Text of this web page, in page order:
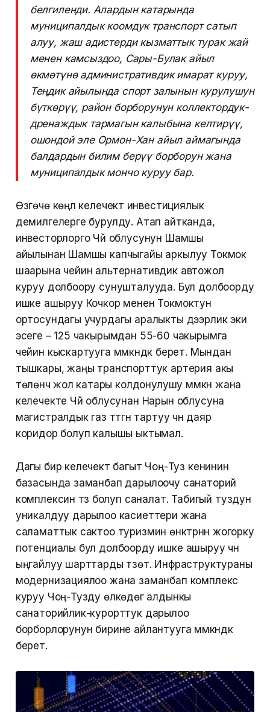
белгиленди. Алардын катарында
муниципалдык коомдук транспорт сатып
алуу, жаш адистерди кызматтык турак жай
менен камсыздоо, Сары-Булак айыл
өкмөтүнө административдик имарат куруу,
Теңдик айылында спорт залынын курулушун
бүткөрүү, район борборунун коллектордук-
дренаждык тармагын калыбына келтирүү,
ошондой эле Ормон-Хан айыл аймагында
балдардын билим берүү борборун жана
муниципалдык мончо куруу бар.
Өзгөчө көңүл келечектүү инвестициялык
демилгелерге бурулду. Атап айтканда,
инвесторлорго Чүй облусунун Шамшы
айылынан Шамшы капчыгайы аркылуу Токмок
шаарына чейин альтернативдик автожол
куруу долбоору сунушталууда. Бул долбоорду
ишке ашыруу Кочкор менен Токмоктун
ортосундагы учурдагы аралыкты дээрлик эки
эсеге – 125 чакырымдан 55-60 чакырымга
чейин кыскартууга мүмкүндүк берет. Мындан
тышкары, жаңы транспорттук артерия акы
төлөнүүчү жол катары колдонулушу мүмкүн жана
келечекте Чүй облусунан Нарын облусуна
магистралдык газ түтүгүн тартуу үчүн даяр
коридор болуп калышы ыктымал.
Дагы бир келечектүү багыт Чоң-Туз кенинин
базасында заманбап дарылоочу санаторий
комплексин түзүү болуп саналат. Табигый туздун
уникалдуу дарылоо касиеттери жана
саламаттык сактоо туризмин өнүктүрүүнүн жогорку
потенциалы бул долбоорду ишке ашыруу үчүн
ыңгайлуу шарттарды түзөт. Инфраструктураны
модернизациялоо жана заманбап комплекс
куруу Чоң-Тузду өлкөдөгү алдынкы
санаторийлик-курорттук дарылоо
борборлорунун бирине айлантууга мүмкүндүк
берет.